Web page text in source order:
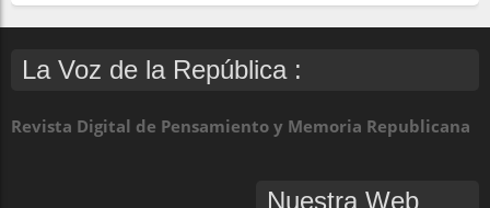
La Voz de la República :
Revista Digital de Pensamiento y Memoria Republicana
Nuestra Web